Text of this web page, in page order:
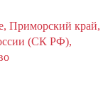
Приморский край
(СК РФ)